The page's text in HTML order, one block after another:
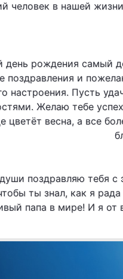
человек в нашей
день рождения самый
и
настроения. Пусть
Желаю тебе
цветёт весна, а все
поздравляю тебя
ты знал, как я
папа в мире! И я